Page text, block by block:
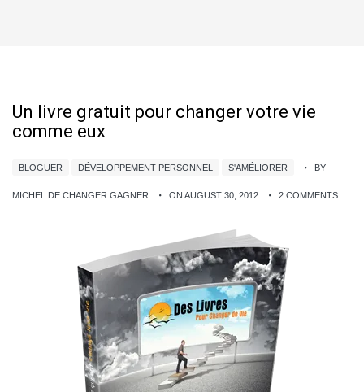
Un livre gratuit pour changer votre vie
comme eux
BLOGUER DÉVELOPPEMENT PERSONNEL S'AMÉLIORER BY
MICHEL DE CHANGER GAGNER ON AUGUST 30, 2012 2 COMMENTS